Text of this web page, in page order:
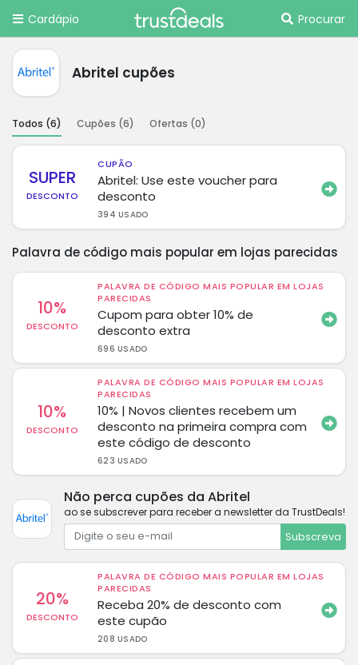
Cardápio Procurar
Abritel cupões
Todos (6) Cupões (6) Ofertas (0)
SUPER
DESCONTO
CUPÃO
Abritel: Use este voucher para
desconto
394 USADO
Palavra de código mais popular em lojas parecidas
10%
DESCONTO
PALAVRA DE CÓDIGO MAIS POPULAR EM LOJAS
PARECIDAS
Cupom para obter 10% de
desconto extra
696 USADO
10%
DESCONTO
PALAVRA DE CÓDIGO MAIS POPULAR EM LOJAS
PARECIDAS
10% | Novos clientes recebem um
desconto na primeira compra com
este código de desconto
623 USADO
Não perca cupões da Abritel
ao se subscrever para receber a newsletter da TrustDeals!
Subscreva
20%
DESCONTO
PALAVRA DE CÓDIGO MAIS POPULAR EM LOJAS
PARECIDAS
Receba 20% de desconto com
este cupão
208 USADO